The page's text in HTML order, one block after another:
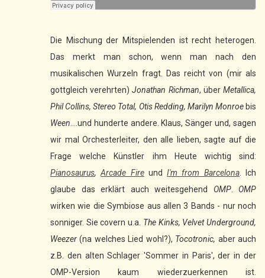
Die Mischung der Mitspielenden ist recht heterogen.
Das merkt man schon, wenn man nach den
musikalischen Wurzeln fragt. Das reicht von (mir als
gottgleich verehrten)Jonathan Richman, überMetallica,
Phil Collins, Stereo Total, Otis Redding, Marilyn Monroebis
Ween ....und hunderte andere. Klaus, Sänger und, sagen
wir mal Orchesterleiter, den alle lieben, sagte auf die
Frage welche Künstler ihm Heute wichtig sind:
Pianosaurus,Arcade FireundI'm from Barcelona. Ich
glaube das erklärt auch weitesgehend OMP. OMP
wirken wie die Symbiose aus allen 3 Bands - nur noch
sonniger. Sie covern u.a. The Kinks, Velvet Underground,
Weezer (na welches Lied wohl?), Tocotronic, aber auch
z.B. den alten Schlager 'Sommer in Paris', der in der
OMP-Version kaum wiederzuerkennen ist.